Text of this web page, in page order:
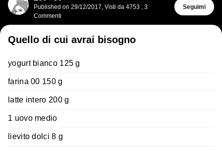
Published on 29/12/2017 Visti da 4753
3
Commenti
Seguimi
Quello di cui avrai bisogno
yogurt bianco 125 g
farina 00 150 g
latte intero 200 g
1 uovo medio
lievito dolci 8 g